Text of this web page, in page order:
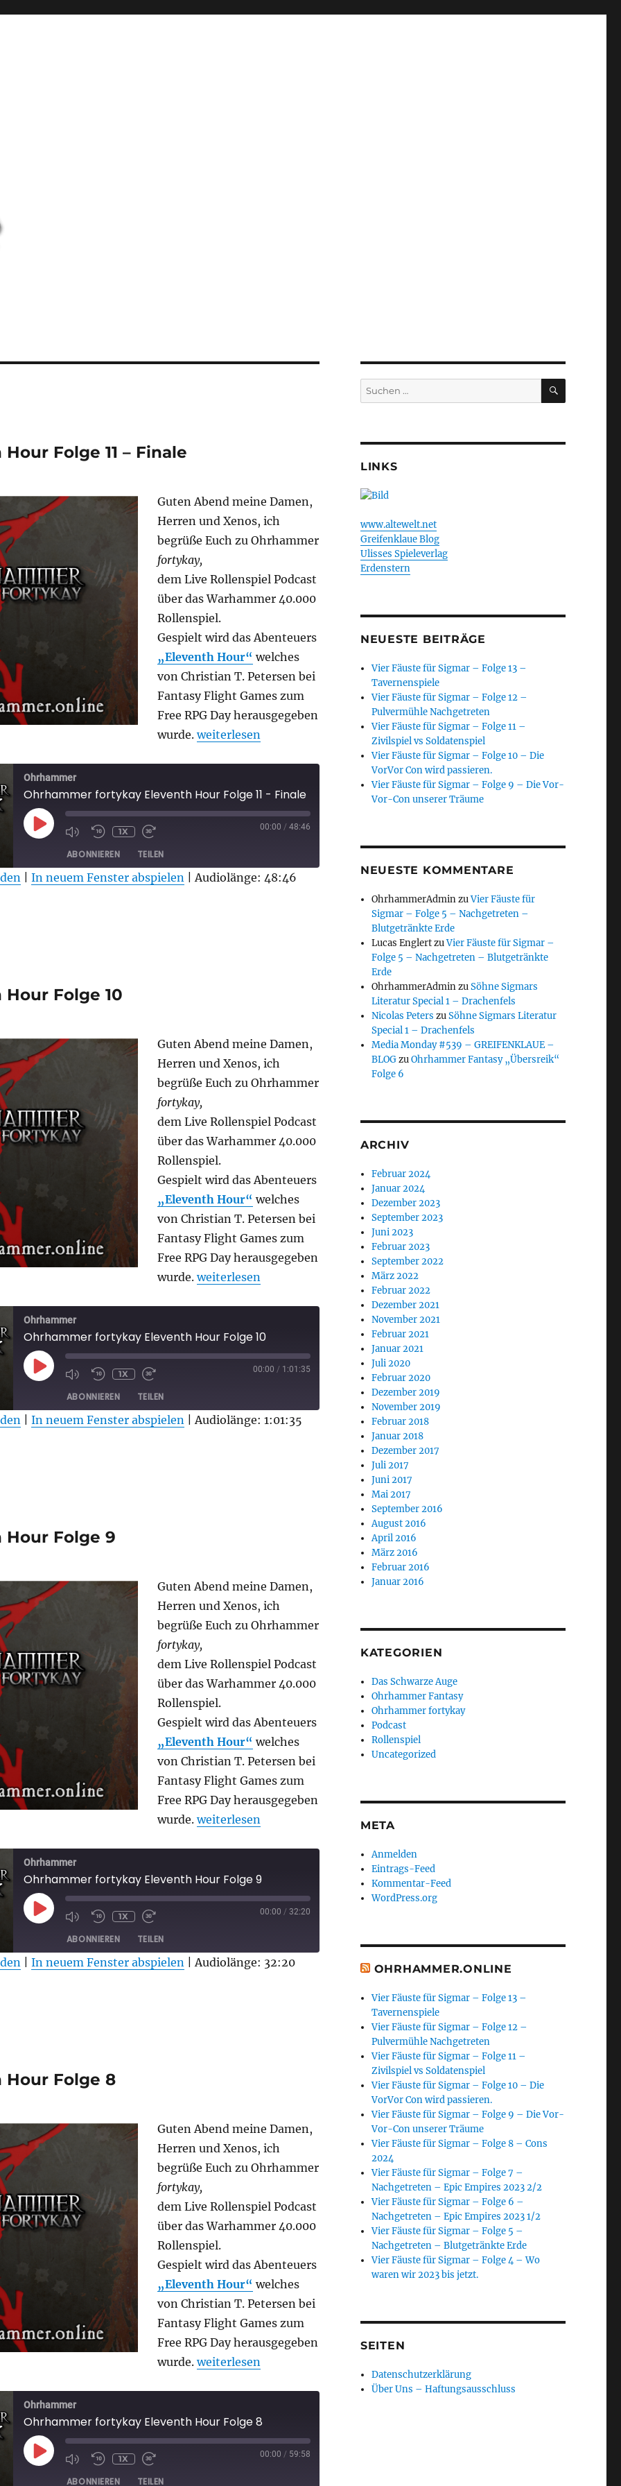
Folge 11 – Finale
Guten Abend meine Damen,
Herren und Xenos, ich
begrüße Euch zu Ohrhammer
fortykay,
dem Live Rollenspiel Podcast
über das Warhammer 40.000
Rollenspiel.
Gespielt wird das Abenteuers
„Eleventh Hour“ welches
von Christian T. Petersen bei
Fantasy Flight Games zum
Free RPG Day herausgegeben
wurde.„Ohrhammer fortykay Eleventh Hour Folge 11 – Finale“
weiterlesen
Ohrhammer
Ohrhammer fortykay Eleventh Hour Folge 11 - Finale
PLAY
EPISODE
1X 00:00 / 48:46
ABONNIEREN TEILEN
| In neuem Fenster abspielen|Audiolänge: 48:46
Folge 10
Guten Abend meine Damen,
Herren und Xenos, ich
begrüße Euch zu Ohrhammer
fortykay,
dem Live Rollenspiel Podcast
über das Warhammer 40.000
Rollenspiel.
Gespielt wird das Abenteuers
„Eleventh Hour“ welches
von Christian T. Petersen bei
Fantasy Flight Games zum
Free RPG Day herausgegeben
wurde.„Ohrhammer fortykay Eleventh Hour Folge 10“
weiterlesen
Ohrhammer
Ohrhammer fortykay Eleventh Hour Folge 10
PLAY
EPISODE
1X 00:00 / 1:01:35
ABONNIEREN TEILEN
| In neuem Fenster abspielen|Audiolänge: 1:01:35
Folge 9
Guten Abend meine Damen,
Herren und Xenos, ich
begrüße Euch zu Ohrhammer
fortykay,
dem Live Rollenspiel Podcast
über das Warhammer 40.000
Rollenspiel.
Gespielt wird das Abenteuers
„Eleventh Hour“ welches
von Christian T. Petersen bei
Fantasy Flight Games zum
Free RPG Day herausgegeben
wurde.„Ohrhammer fortykay Eleventh Hour Folge 9“
weiterlesen
Ohrhammer
Ohrhammer fortykay Eleventh Hour Folge 9
PLAY
EPISODE
1X 00:00 / 32:20
ABONNIEREN TEILEN
| In neuem Fenster abspielen|Audiolänge: 32:20
Folge 8
Guten Abend meine Damen,
Herren und Xenos, ich
begrüße Euch zu Ohrhammer
fortykay,
dem Live Rollenspiel Podcast
über das Warhammer 40.000
Rollenspiel.
Gespielt wird das Abenteuers
„Eleventh Hour“ welches
von Christian T. Petersen bei
Fantasy Flight Games zum
Free RPG Day herausgegeben
wurde.„Ohrhammer fortykay Eleventh Hour Folge 8“
weiterlesen
Ohrhammer
Ohrhammer fortykay Eleventh Hour Folge 8
PLAY
EPISODE
1X 00:00 / 59:58
ABONNIEREN TEILEN
Suchen
nach:
SUCHEN
LINKS
www.altewelt.net
Greifenklaue Blog
Ulisses Spieleverlag
Erdenstern
NEUESTE BEITRÄGE
Vier Fäuste für Sigmar – Folge 13 –
Tavernenspiele
Vier Fäuste für Sigmar – Folge 12 –
Pulvermühle Nachgetreten
Vier Fäuste für Sigmar – Folge 11 –
Zivilspiel vs Soldatenspiel
Vier Fäuste für Sigmar – Folge 10 – Die
VorVor Con wird passieren.
Vier Fäuste für Sigmar – Folge 9 – Die Vor-
Vor-Con unserer Träume
NEUESTE KOMMENTARE
OhrhammerAdminzuVier Fäuste für
Sigmar – Folge 5 – Nachgetreten –
Blutgetränkte Erde
Lucas EnglertzuVier Fäuste für Sigmar –
Folge 5 – Nachgetreten – Blutgetränkte
Erde
OhrhammerAdminzuSöhne Sigmars
Literatur Special 1 – Drachenfels
Nicolas Peters zuSöhne Sigmars Literatur
Special 1 – Drachenfels
Media Monday #539 – GREIFENKLAUE –
BLOGzuOhrhammer Fantasy „Übersreik“
Folge 6
ARCHIV
Februar 2024
Januar 2024
Dezember 2023
September 2023
Juni 2023
Februar 2023
September 2022
März 2022
Februar 2022
Dezember 2021
November 2021
Februar 2021
Januar 2021
Juli 2020
Februar 2020
Dezember 2019
November 2019
Februar 2018
Januar 2018
Dezember 2017
Juli 2017
Juni 2017
Mai 2017
September 2016
August 2016
April 2016
März 2016
Februar 2016
Januar 2016
KATEGORIEN
Das Schwarze Auge
Ohrhammer Fantasy
Ohrhammer fortykay
Podcast
Rollenspiel
Uncategorized
META
Anmelden
Eintrags-Feed
Kommentar-Feed
WordPress.org
OHRHAMMER.ONLINE
Vier Fäuste für Sigmar – Folge 13 –
Tavernenspiele
Vier Fäuste für Sigmar – Folge 12 –
Pulvermühle Nachgetreten
Vier Fäuste für Sigmar – Folge 11 –
Zivilspiel vs Soldatenspiel
Vier Fäuste für Sigmar – Folge 10 – Die
VorVor Con wird passieren.
Vier Fäuste für Sigmar – Folge 9 – Die Vor-
Vor-Con unserer Träume
Vier Fäuste für Sigmar – Folge 8 – Cons
2024
Vier Fäuste für Sigmar – Folge 7 –
Nachgetreten – Epic Empires 2023 2/2
Vier Fäuste für Sigmar – Folge 6 –
Nachgetreten – Epic Empires 2023 1/2
Vier Fäuste für Sigmar – Folge 5 –
Nachgetreten – Blutgetränkte Erde
Vier Fäuste für Sigmar – Folge 4 – Wo
waren wir 2023 bis jetzt.
SEITEN
Datenschutzerklärung
Über Uns – Haftungsausschluss